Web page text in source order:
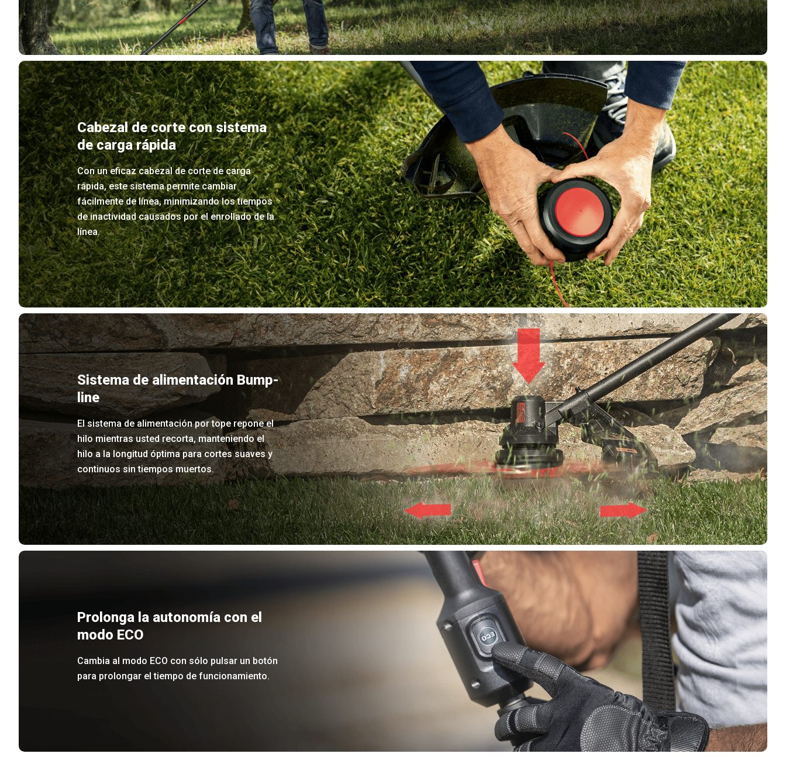
Cabezal de corte con sistema
de carga rápida
Con un eficaz cabezal de corte de carga
rápida, este sistema permite cambiar
fácilmente de línea, minimizando los tiempos
de inactividad causados por el enrollado de la
línea.
Sistema de alimentación Bump-
line
El sistema de alimentación por tope repone el
hilo mientras usted recorta, manteniendo el
hilo a la longitud óptima para cortes suaves y
continuos sin tiempos muertos.
Prolonga la autonomía con el
modo ECO
Cambia al modo ECO con sólo pulsar un botón
para prolongar el tiempo de funcionamiento.